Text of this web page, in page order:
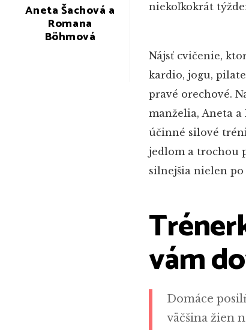
Aneta Šachová a
Romana
Böhmová
niekoľkokrát
Nájsť cvičenie,
kardio, jogu,
pravé orechové.
manželia, Aneta
účinné silové
jedlom a trochou
silnejšia nielen po
vám
Domáce
väčšina žien